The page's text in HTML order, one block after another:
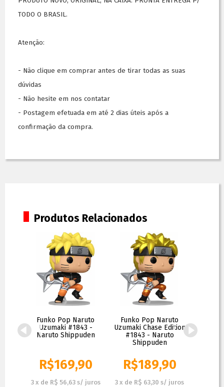
TODO O BRASIL.
Atenção:
- Não clique em comprar antes de tirar todas as suas
dúvidas
- Não hesite em nos contatar
- Postagem efetuada em até 2 dias úteis após a
confirmação da compra.
Produtos Relacionados
Funko Pop Naruto
Uzumaki #1843 -
Naruto Shippuden
R$169,90
3 x de R$ 56,63 s/ juros
Funko Pop Naruto
Uzumaki Chase Edition
#1843 - Naruto
Shippuden
R$189,90
3 x de R$ 63,30 s/ juros